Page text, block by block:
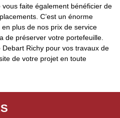
faite également bénéficier de
C’est un énorme
plus de nos prix de service
de préserver votre portefeuille.
Richy pour vos travaux de
de votre projet en toute